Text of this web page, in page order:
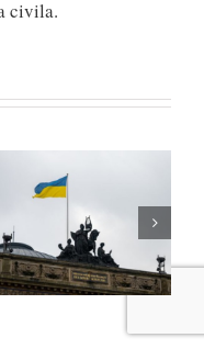
civila.
Africa, noua linie de
front între Occident și
Rusia (cazul Durov)